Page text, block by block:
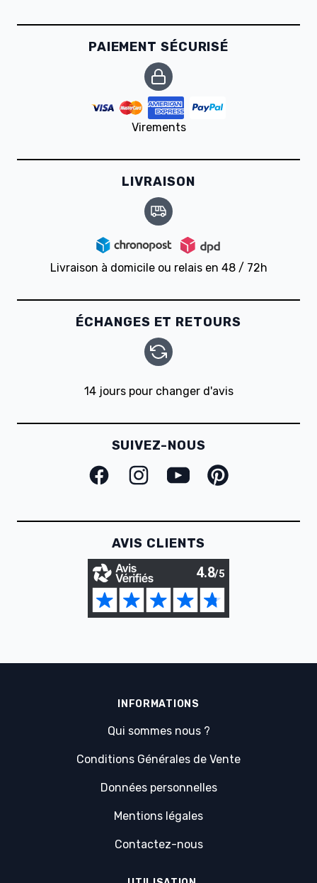
PAIEMENT SÉCURISÉ
Virements
LIVRAISON
Livraison à domicile ou relais en 48 / 72h
ÉCHANGES ET RETOURS
14 jours pour changer d'avis
SUIVEZ-NOUS
FacebookInstagramYoutubePinterest
AVIS CLIENTS
INFORMATIONS
Qui sommes nous ?
Conditions Générales de Vente
Données personnelles
Mentions légales
Contactez-nous